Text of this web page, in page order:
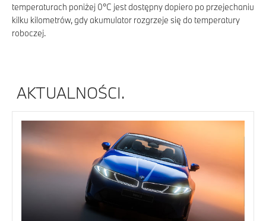
temperaturach poniżej 0°C jest dostępny dopiero po przejechaniu
kilku kilometrów, gdy akumulator rozgrzeje się do temperatury
roboczej.
AKTUALNOŚCI.